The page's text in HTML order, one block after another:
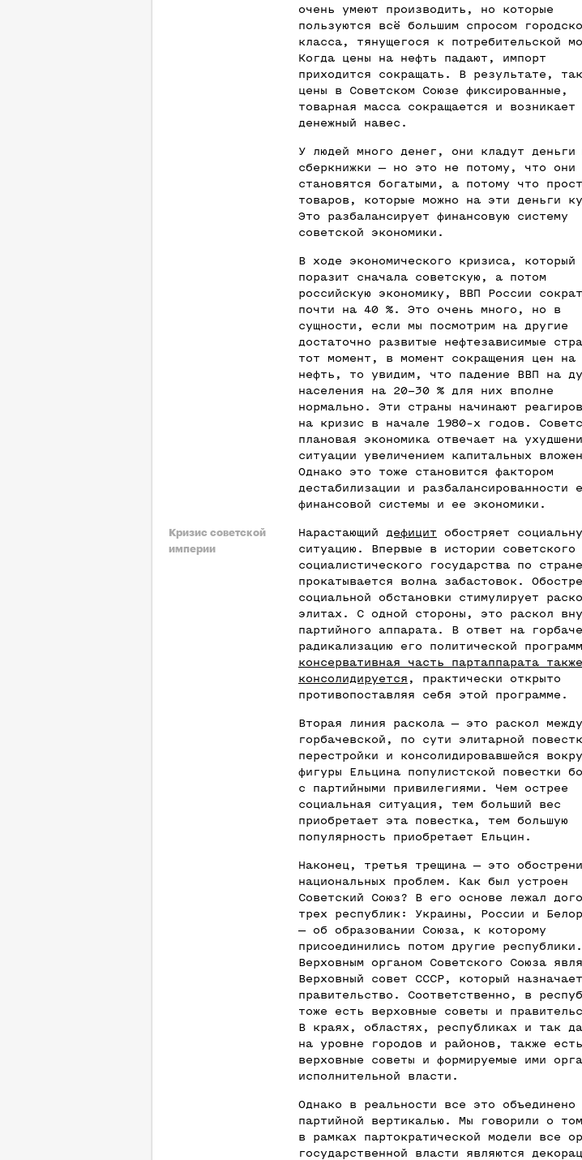
очень умеют производить, но которые
пользуются всё большим спросом
класса, тянущегося к потребительской
Когда цены на нефть падают, импорт
приходится сокращать. В результате,
цены в Советском Союзе фиксированные,
товарная масса сокращается и возникает
денежный навес.
У людей много денег, они кладут деньги
сберкнижки — но это не потому, что они
становятся богатыми, а потому что
товаров, которые можно на эти деньги
Это разбалансирует финансовую систему
советской экономики.
В ходе экономического кризиса, который
поразит сначала советскую, а потом
российскую экономику, ВВП России
почти на 40 %. Это очень много, но в
сущности, если мы посмотрим на другие
достаточно развитые нефтезависимые
тот момент, в момент сокращения цен на
нефть, то увидим, что падение ВВП на
населения на 20–30 % для них вполне
нормально. Эти страны начинают
на кризис в начале 1980-х годов.
плановая экономика отвечает на
ситуации увеличением капитальных
Однако это тоже становится фактором
дестабилизации и разбалансированности
финансовой системы и ее экономики.
Кризис советской
империи
Нарастающий дефицит обостряет
ситуацию. Впервые в истории советского
социалистического государства по стране
прокатывается волна забастовок.
социальной обстановки стимулирует
элитах. С одной стороны, это раскол
партийного аппарата. В ответ на
радикализацию его политической
консервативная часть партаппарата также
консолидируется , практически открыто
противопоставляя себя этой программе.
Вторая линия раскола — это раскол между
горбачевской, по сути элитарной
перестройки и консолидировавшейся
фигуры Ельцина популистской повестки
с партийными привилегиями. Чем острее
социальная ситуация, тем больший вес
приобретает эта повестка, тем большую
популярность приобретает Ельцин.
Наконец, третья трещина — это
национальных проблем. Как был устроен
Советский Союз? В его основе лежал
трех республик: Украины, России и
— об образовании Союза, к которому
присоединились потом другие республики.
Верховным органом Советского Союза
Верховный совет СССР, который назначает
правительство. Соответственно, в
тоже есть верховные советы и
В краях, областях, республиках и так
на уровне городов и районов, также есть
верховные советы и формируемые ими
исполнительной власти.
Однако в реальности все это объединено
партийной вертикалью. Мы говорили о
в рамках партократической модели все
государственной власти являются